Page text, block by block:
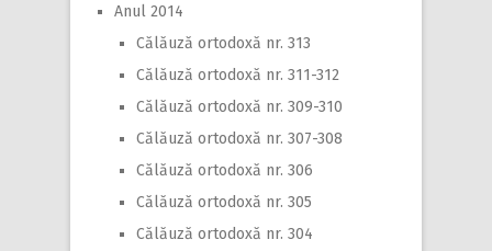
Anul 2014
Călăuză ortodoxă nr. 313
Călăuză ortodoxă nr. 311-312
Călăuză ortodoxă nr. 309-310
Călăuză ortodoxă nr. 307-308
Călăuză ortodoxă nr. 306
Călăuză ortodoxă nr. 305
Călăuză ortodoxă nr. 304